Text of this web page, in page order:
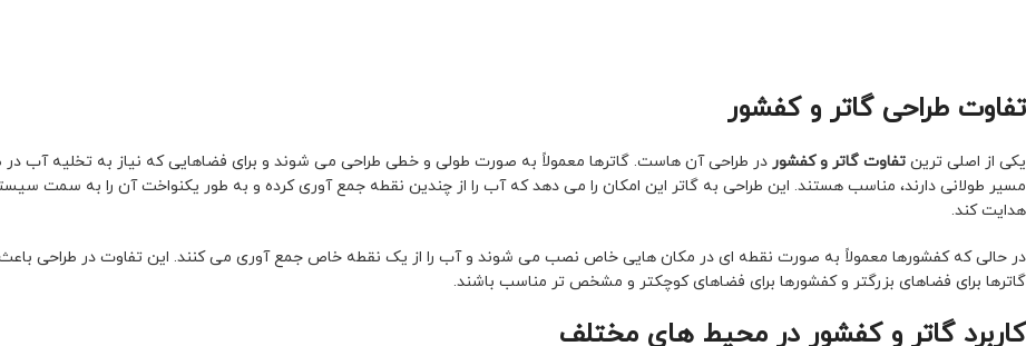
تفاوت طراحی گاتر و کفشور
یکی از اصلی ترین تفاوت گاتر و کفشور در طراحی آن هاست. گاترها معمولاً به صورت طولی و خطی طراحی می شوند و برای فضاهایی که نیاز به تخلیه آب
مسیر طولانی دارند، مناسب هستند. این طراحی به گاتر این امکان را می دهد که آب را از چندین نقطه جمع آوری کرده و به طور یکنواخت آن را به سمت
هدایت کند.
در حالی که کفشورها معمولاً به صورت نقطه ای در مکان هایی خاص نصب می شوند و آب را از یک نقطه خاص جمع آوری می کنند. این تفاوت در طراحی
گاترها برای فضاهای بزرگتر و کفشورها برای فضاهای کوچکتر و مشخص تر مناسب باشند.
کاربرد گاتر و کفشور در محیط های مختلف